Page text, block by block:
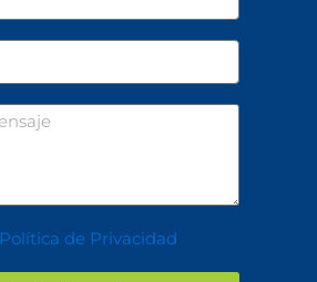
Política de Privacidad